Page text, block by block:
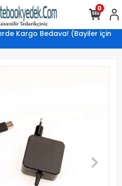
Kargo Bedava! (Bayiler için
0